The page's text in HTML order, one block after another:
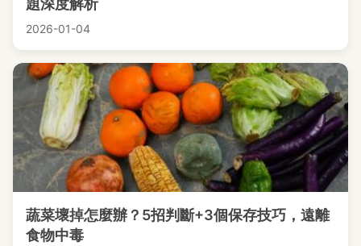
題深度解析
2026-01-04
蔬菜壞掉怎麼辦？5招判斷+3個保存技巧，遠離
食物中毒